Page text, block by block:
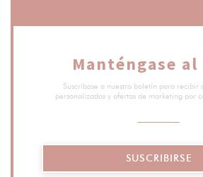
Manténgase al
Suscríbase a nuestro boletín para recibir
personalizadas y ofertas de marketing por
SUSCRIBIRSE